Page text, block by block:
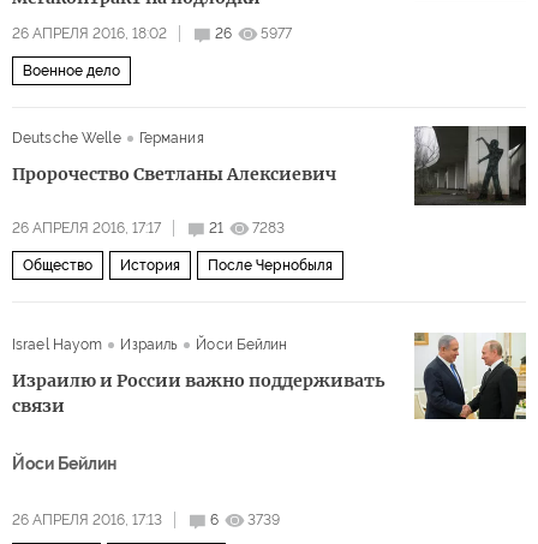
26 АПРЕЛЯ 2016, 18:02 26 5977
Военное дело
Deutsche Welle Германия
Пророчество Светланы Алексиевич
26 АПРЕЛЯ 2016, 17:17 21 7283
Общество История После Чернобыля
Israel Hayom Израиль Йоси Бейлин
Израилю и России важно поддерживать
связи
Йоси Бейлин
26 АПРЕЛЯ 2016, 17:13 6 3739